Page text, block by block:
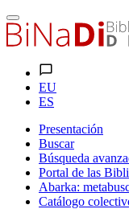
EU
ES
Presentación
Buscar
Búsqueda
Portal de las
Abarka:
Catálogo